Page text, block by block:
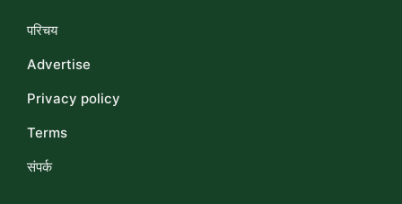
परिचय
Advertise
Privacy policy
Terms
संपर्क